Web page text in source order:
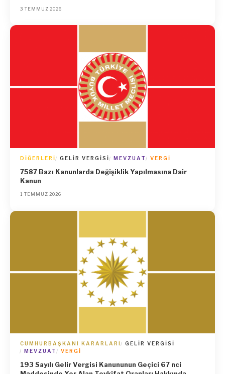
3 TEMMUZ 2026
DIĞERLERI GELIR VERGISI MEVZUAT VERGI
7587 Bazı Kanunlarda Değişiklik Yapılmasına Dair
Kanun
1 TEMMUZ 2026
CUMHURBAŞKANI KARARLARI
GELIR VERGISI
MEVZUAT
VERGI
193 Sayılı Gelir Vergisi Kanununun Geçici 67 nci